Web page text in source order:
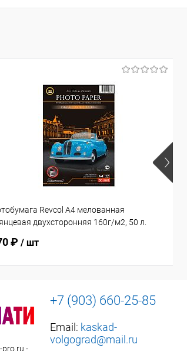
Revcol А4 мелованная
двухсторонняя 160г/м2, 50 л.
₽ / шт
-
+7 (903) 660-25-85
Email: kaskad-
volgograd@mail.ru